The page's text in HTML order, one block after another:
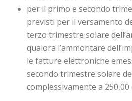
per il primo e secondo
previsti per il versamento
terzo trimestre solare
qualora l’ammontare
le fatture elettroniche
secondo trimestre solare
complessivamente a 250,00